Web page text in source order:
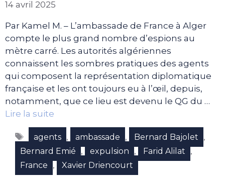
14 avril 2025
Par Kamel M. – L’ambassade de France à Alger
compte le plus grand nombre d’espions au
mètre carré. Les autorités algériennes
connaissent les sombres pratiques des agents
qui composent la représentation diplomatique
française et les ont toujours eu à l’œil, depuis,
notamment, que ce lieu est devenu le QG du …
Lire la suite
Étiquettes
agents , ambassade , Bernard Bajolet ,
Bernard Emié , expulsion , Farid Alilat ,
France , Xavier Driencourt